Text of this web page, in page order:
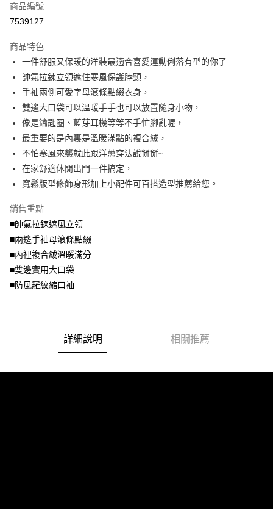
【大哥付你分期使用說明】
1.本服務由台灣大哥大提供，台灣大哥大用戶可立即使用無須另外申請。
流程，驗證手機門號後，選擇欲分期的期數、繳款截止日，確認付款後即完
成交易。
3.實際核准額度、可分期數及費用金額請依後續交易確認頁面所載為準。
4.訂單成立30分鐘內，如未前往確認交易或遇審核未通過，訂單將自動取
法說明評估內容。
【繳款方式說明】
1.分期款項不併入電信帳單，「大哥付你分期」於每月結算日後寄送繳費提
醒簡訊。
2.透過簡訊連結打開帳單後，可選擇「超商條碼／台灣大直營門市／銀行轉
帳／街口支付／iPASS MONEY」等通路繳費。
【注意事項】
1.本服務係由「台灣大哥大股份有限公司」（以下簡稱本公司）所提供，讓
買賣價金債權讓與本公司後，依約使用本公司帳單繳交帳款。
資料（包含姓名、電話或地址）提供予台灣大哥大進項蒐集、處理及利用，
由本公司與您本人進行分期帳單所需資料之確認、核對及更正。
3.完整用戶服務條款，請詳閱以下連結：
AFTEE先享後付
【關於「AFTEE先享後付」】
AFTEE先享後付是「在收到商品之後才付款」的支付方式。 讓您購物簡單
便利好安心！
１．簡單：不需註冊會員、不需綁卡、不需儲值。
２．便利：只要手機號碼，簡訊認證，即可結帳。
３．安心：先確認商品／服務後，再付款。
【「AFTEE先享後付」結帳流程】
１．於結帳方式選擇「AFTEE先享後付」後，將跳轉至「AFTEE先享後付」
２．訂單成立數日內，您將收到繳費通知簡訊。
３．收到繳費通知簡訊後14天內，點擊此簡訊中的連結，可透過四大超商／
ATM／網路銀行／等多元方式進行付款，方視為交易完成。
※ 請注意：結帳手續完成當下不需立刻繳費，但若您需要取消訂單，請聯絡
後付繳納相關費用。
※ 交易是否成功請以「AFTEE先享後付 」之結帳頁面顯示為準，若有關於
是否繳費成功／繳費後需取消欲退款等相關疑問，請聯繫「AFTEE先享後付
客戶支援中心」https://netprotections.freshdesk.com/support/home
【注意事項】
易，需依本服務之必要範圍內提供個人資料，並將交易相關給付款項請求債
３．未成年的使用者請事先徵得法定代理人或監護人之同意方可使用
「AFTEE先享後付」，若未經同意申辦者引起之損失，本公司不負相關責
ATM付款
全家取貨付款
每筆NT$70，滿NT$699(含以上)免運費
付款後全家取貨
7-11取貨付款
付款後7-11取貨
每筆NT$70，滿NT$699(含以上)免運費
宅配
商品編號
7539127
商品特色
一件舒服又保暖的洋裝最適合喜愛運動俐落有型的你了
帥氣拉鍊立領遮住寒風保護脖頸，
手袖兩側可愛字母滾條點綴衣身，
雙邊大口袋可以溫暖手手也可以放置隨身小物，
像是鑰匙圈、藍芽耳機等等不手忙腳亂喔，
最重要的是內裏是溫暖滿點的複合絨，
不怕寒風來襲就此跟洋蔥穿法說掰掰~
在家舒適休閒出門一件搞定，
寬鬆版型修飾身形加上小配件可百搭造型推薦給您。
銷售重點
■帥氣拉鍊遮風立領
■兩邊手袖母滾條點綴
■內裡複合絨溫暖滿分
■雙邊實用大口袋
■防風羅紋縮口袖
詳細說明 相關推薦